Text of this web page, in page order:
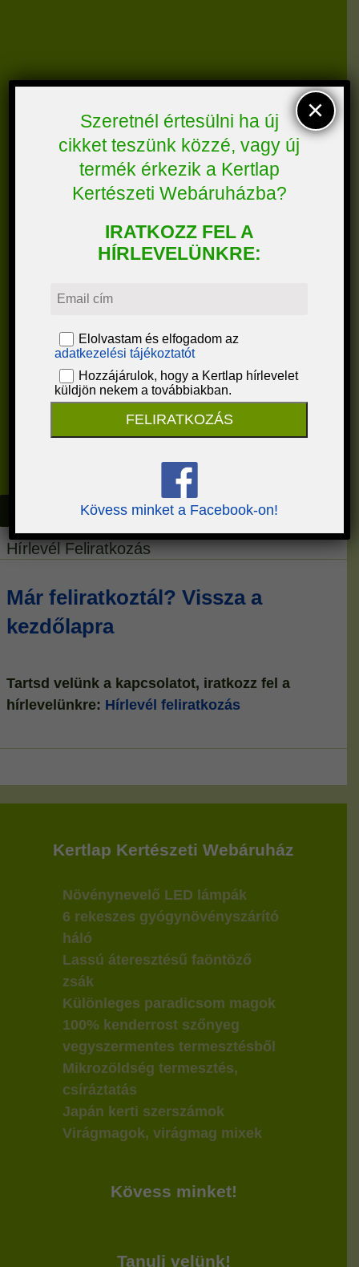
Hírlevél Feliratkozás
Már feliratkoztál? Vissza a
kezdőlapra
Tartsd velünk a kapcsolatot, iratkozz fel a
hírlevelünkre: Hírlevél feliratkozás
Kertlap Kertészeti Webáruház
Növénynevelő LED lámpák
6 rekeszes gyógynövényszárító
háló
Lassú áteresztésű faöntöző
zsák
Különleges paradicsom magok
100% kenderrost szőnyeg
vegyszermentes termesztésből
Mikrozöldség termesztés,
csíráztatás
Japán kerti szerszámok
Virágmagok, virágmag mixek
Kövess minket!
Tanulj velünk!
Szeretnél értesülni ha új
cikket teszünk közzé, vagy új
termék érkezik a Kertlap
Kertészeti Webáruházba?
IRATKOZZ FEL A
HÍRLEVELÜNKRE:
Elolvastam és elfogadom az
adatkezelési tájékoztatót
Hozzájárulok, hogy a Kertlap hírlevelet
küldjön nekem a továbbiakban.
FELIRATKOZÁS
Kövess minket a Facebook-on!
×